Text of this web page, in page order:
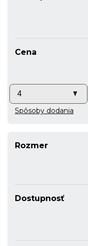
Cena
Spôsoby dodania
Rozmer
Dostupnosť